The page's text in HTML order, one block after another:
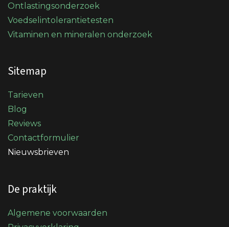
Ontlastingsonderzoek
Voedselintolerantietesten
Vitaminen en mineralen onderzoek
Sitemap
Tarieven
Blog
Reviews
Contactformulier
Nieuwsbrieven
De praktijk
Algemene voorwaarden